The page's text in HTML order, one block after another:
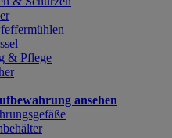
& Pflege
ansehen